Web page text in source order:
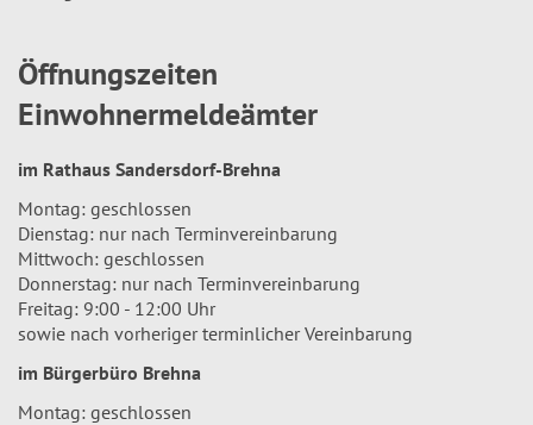
Öffnungszeiten
Einwohnermeldeämter
im Rathaus Sandersdorf-Brehna
Montag: geschlossen
Dienstag: nur nach Terminvereinbarung
Mittwoch: geschlossen
Donnerstag: nur nach Terminvereinbarung
Freitag: 9:00 - 12:00 Uhr
sowie nach vorheriger terminlicher Vereinbarung
im Bürgerbüro Brehna
Montag: geschlossen